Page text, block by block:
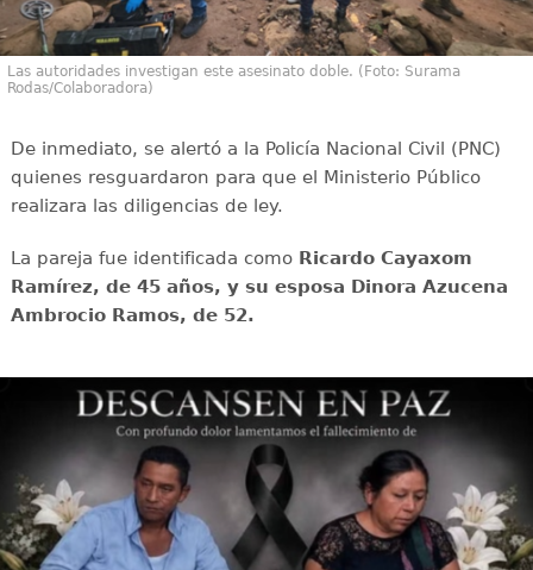
Las autoridades investigan este asesinato doble. (Foto: Surama
Rodas/Colaboradora)
De inmediato, se alertó a la Policía Nacional Civil (PNC)
quienes resguardaron para que el Ministerio Público
realizara las diligencias de ley.
La pareja fue identificada como Ricardo Cayaxom
Ramírez, de 45 años, y su esposa Dinora Azucena
Ambrocio Ramos, de 52.